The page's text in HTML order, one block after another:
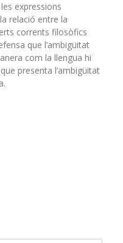
expressions
relació entre la
corrents filosòfics
que l’ambigüitat
com la llengua hi
presenta l’ambigüitat